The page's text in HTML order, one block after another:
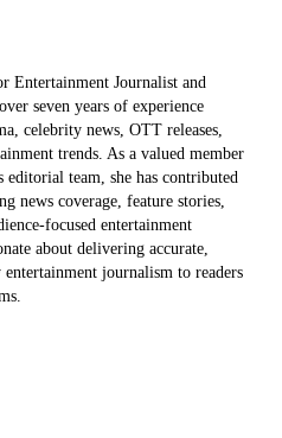
Entertainment Journalist and
seven years of experience
celebrity news, OTT releases,
trends. As a valued member
editorial team, she has contributed
news coverage, feature stories,
focused entertainment
about delivering accurate,
journalism to readers